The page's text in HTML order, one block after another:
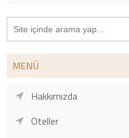
MENÜ
Hakkımızda
Oteller